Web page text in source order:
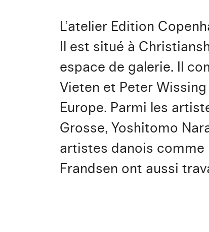
L’atelier Edition
Il est situé à
espace de galerie. Il
Vieten et Peter
Europe. Parmi les
Grosse, Yoshitomo
artistes danois comme
Frandsen ont aussi